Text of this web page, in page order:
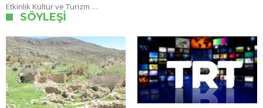
Etkinlik Kültür ve Turizm …
SÖYLEŞI